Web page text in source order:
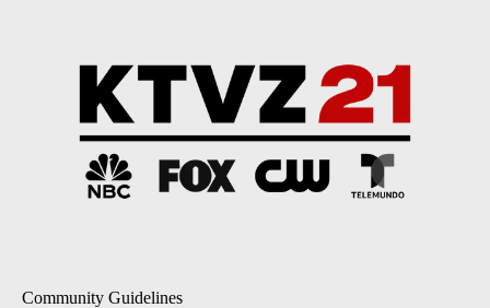
Community Guidelines